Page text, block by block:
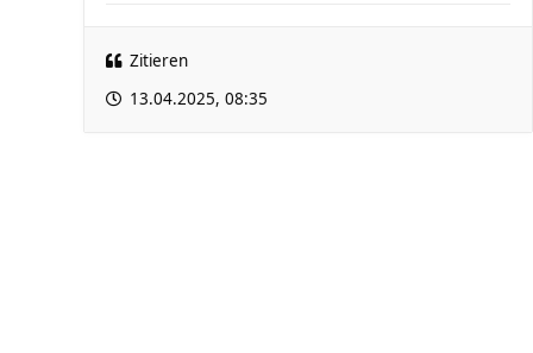
Zitieren
13.04.2025, 08:35